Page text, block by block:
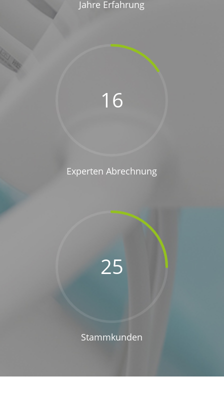
Jahre Erfahrung
16
Experten Abrechnung
25
Stammkunden